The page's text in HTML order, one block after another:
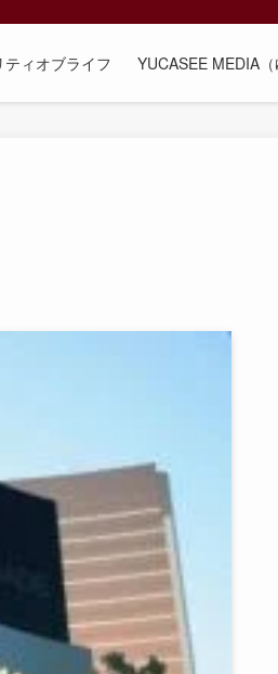
ティオブライフ YUCASEE MEDIA